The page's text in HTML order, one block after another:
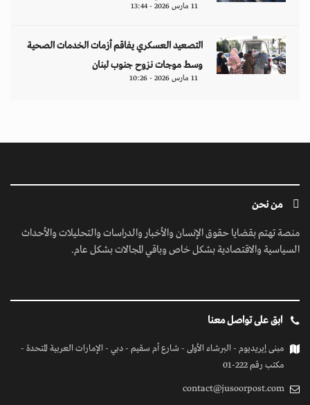
11 مارس 2026 - 13:44
التصعيد العسكري يفاقم أزمات الخدمات الصحية
وسط موجات نزوح جنوب لبنان
11 مارس 2026 - 10:26
من نحن
منصة تهتم بقضايا حقوق الإنسان والأخبار والدراسات والتحليلات والأحداث
السياسية والاقتصادية بشكل خاص وباقي المجالات بشكل عام.
ابق على تواصل معنا
مبنى إيريديوم - البرشاء الأولى - شارع أم سقيم - دبي - الإمارات العربية المتحدة -
مكتب رقم 222-01
contact@jusoorpost.com